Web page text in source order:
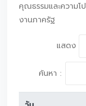
คุณธรรมและความโ
งานภาครัฐ
แสดง
ค้นหา :